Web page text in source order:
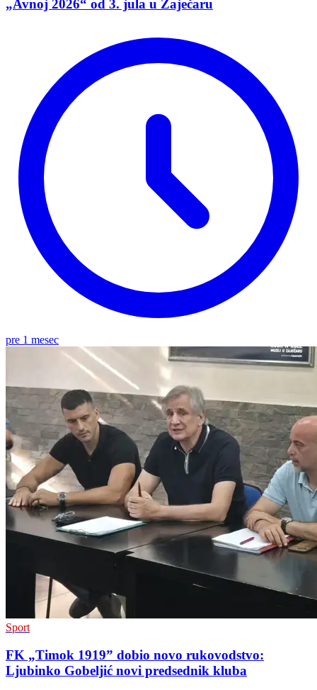
„Avnoj 2026“ od 3. jula u Zaječaru
pre 1 mesec
Sport
FK „Timok 1919” dobio novo rukovodstvo:
Ljubinko Gobeljić novi predsednik kluba